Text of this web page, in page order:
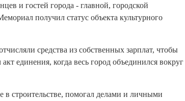
и гостей города - главной, городской
получил статус объекта культурного
средства из собственных зарплат, чтобы
единения, когда весь город объединился вокруг
в строительстве, помогал делами и личными